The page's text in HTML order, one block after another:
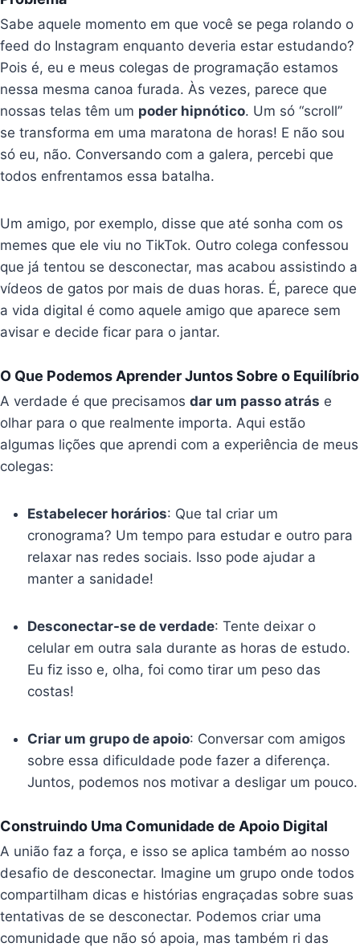
Sabe aquele momento em que você se pega rolando o
feed do Instagram enquanto deveria estar estudando?
Pois é, eu e meus colegas de programação estamos
nessa mesma canoa furada. Às vezes, parece que
nossas telas têm um poder hipnótico. Um só “scroll”
se transforma em uma maratona de horas! E não sou
só eu, não. Conversando com a galera, percebi que
todos enfrentamos essa batalha.
Um amigo, por exemplo, disse que até sonha com os
memes que ele viu no TikTok. Outro colega confessou
que já tentou se desconectar, mas acabou assistindo a
vídeos de gatos por mais de duas horas. É, parece que
a vida digital é como aquele amigo que aparece sem
avisar e decide ficar para o jantar.
O Que Podemos Aprender Juntos Sobre o Equilíbrio
A verdade é que precisamosdar um passo atrás e
olhar para o que realmente importa. Aqui estão
algumas lições que aprendi com a experiência de meus
colegas:
Estabelecer horários: Que tal criar um
cronograma? Um tempo para estudar e outro para
relaxar nas redes sociais. Isso pode ajudar a
manter a sanidade!
Desconectar-se de verdade: Tente deixar o
celular em outra sala durante as horas de estudo.
Eu fiz isso e, olha, foi como tirar um peso das
costas!
Criar um grupo de apoio: Conversar com amigos
sobre essa dificuldade pode fazer a diferença.
Juntos, podemos nos motivar a desligar um pouco.
Construindo Uma Comunidade de Apoio Digital
A união faz a força, e isso se aplica também ao nosso
desafio de desconectar. Imagine um grupo onde todos
compartilham dicas e histórias engraçadas sobre suas
tentativas de se desconectar. Podemos criar uma
comunidade que não só apoia, mas também ri das